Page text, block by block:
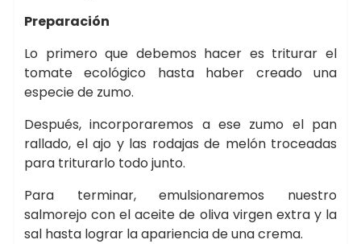
Preparación
Lo primero que debemos hacer es triturar el
tomate ecológico hasta haber creado una
especie de zumo.
Después, incorporaremos a ese zumo el pan
rallado, el ajo y las rodajas de melón troceadas
para triturarlo todo junto.
Para terminar, emulsionaremos nuestro
salmorejo con el aceite de oliva virgen extra y la
sal hasta lograr la apariencia de una crema.